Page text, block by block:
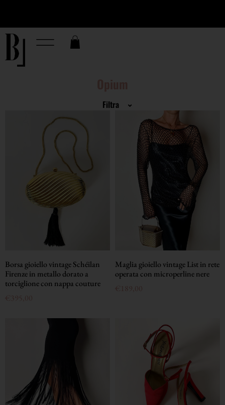
a
Filtra
Borsa gioiello vintage Schéilan
Firenze in metallo dorato a
torciglione con nappa couture
395,00
Maglia gioiello vintage List in rete
operata con microperline nere
€
189,00